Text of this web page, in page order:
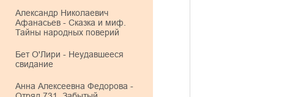
Александр Николаевич
Афанасьев - Сказка и миф.
Тайны народных поверий
Бет О'Лири - Неудавшееся
свидание
Анна Алексеевна Федорова -